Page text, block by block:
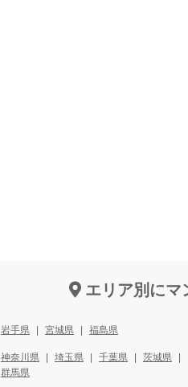
エリア別にマ
岩手県 宮城県 福島県
神奈川県 埼玉県 千葉県
茨城県
群馬県